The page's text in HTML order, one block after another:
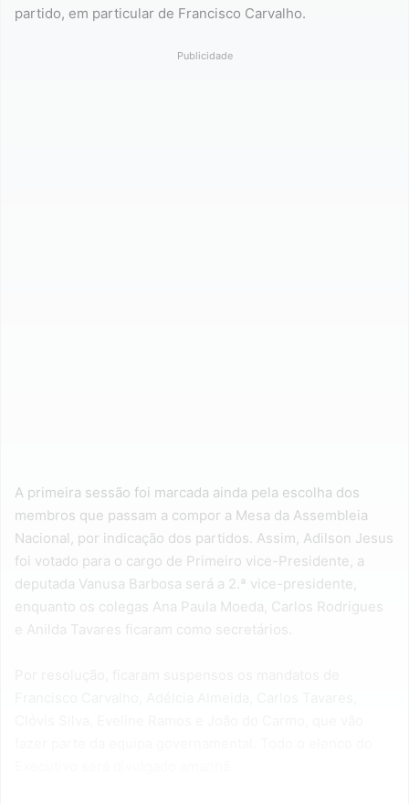
partido, em particular de Francisco Carvalho.
Publicidade
A primeira sessão foi marcada ainda pela escolha dos
membros que passam a compor a Mesa da Assembleia
Nacional, por indicação dos partidos. Assim, Adilson Jesus
foi votado para o cargo de Primeiro vice-Presidente, a
deputada Vanusa Barbosa será a 2.ª vice-presidente,
enquanto os colegas Ana Paula Moeda, Carlos Rodrigues
e Anilda Tavares ficaram como secretários.